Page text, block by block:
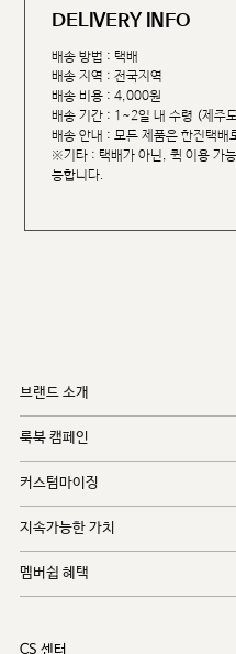
DELIVERY INFO
배송 방법 : 택배
배송 지역 : 전국지역
배송 비용 : 4,000원
배송 기간 : 1~2일 내 수령 (제주
배송 안내 : 모든 제품은 한진택배
※기타 : 택배가 아닌, 퀵 이용 가
능합니다.
브랜드 소개
룩북 캠페인
커스텀마이징
지속가능한 가치
멤버쉽 혜택
CS 센터